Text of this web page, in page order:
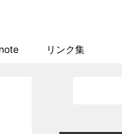
リンク集